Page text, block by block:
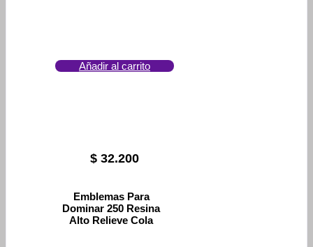
Añadir al carrito
$ 32.200
Emblemas Para
Dominar 250 Resina
Alto Relieve Cola